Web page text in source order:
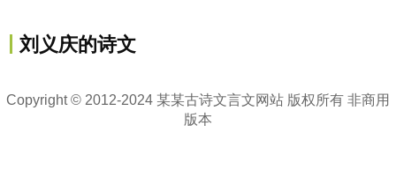
刘义庆的诗文
Copyright © 2012-2024 某某古诗文言文网站 版权所有 非商用
版本